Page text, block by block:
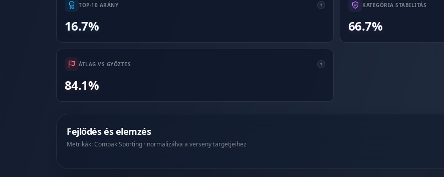
TOP-10 ARÁNY
16.7%
KATEGÓRIA STABILITÁS
66.7%
ÁTLAG VS GYŐZTES
84.1%
Fejlődés és elemzés
Metrikák: Compak Sporting · normalizálva a verseny targetjeihez